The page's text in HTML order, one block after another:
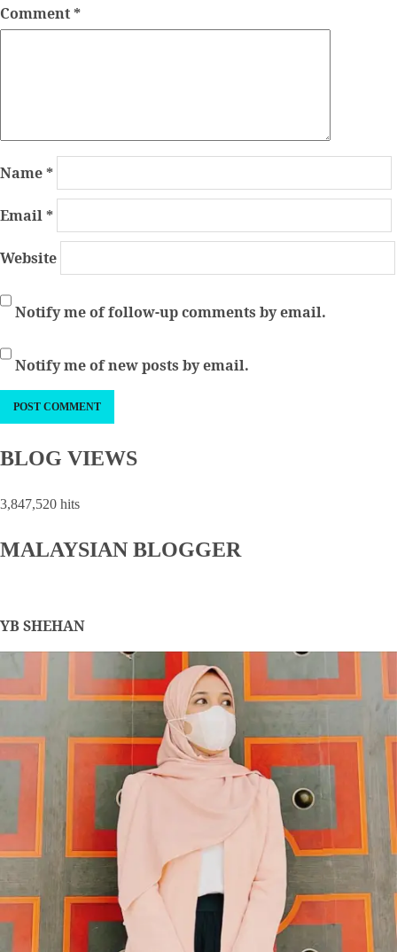
Comment*
Name*
Email*
Website
Notify me of follow-up comments by email.
Notify me of new posts by email.
BLOG VIEWS
3,847,520 hits
MALAYSIAN BLOGGER
YB SHEHAN